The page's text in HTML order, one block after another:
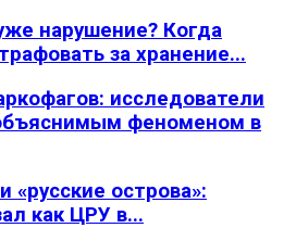
нарушение? Когда
за хранение...
исследователи
феноменом в
«русские острова»:
как ЦРУ в...